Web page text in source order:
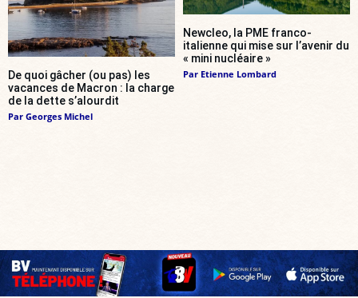
De quoi gâcher (ou pas) les
vacances de Macron : la charge
de la dette s’alourdit
Par Georges Michel
Newcleo, la PME franco-
italienne qui mise sur l’avenir du
« mini nucléaire »
Par Etienne Lombard